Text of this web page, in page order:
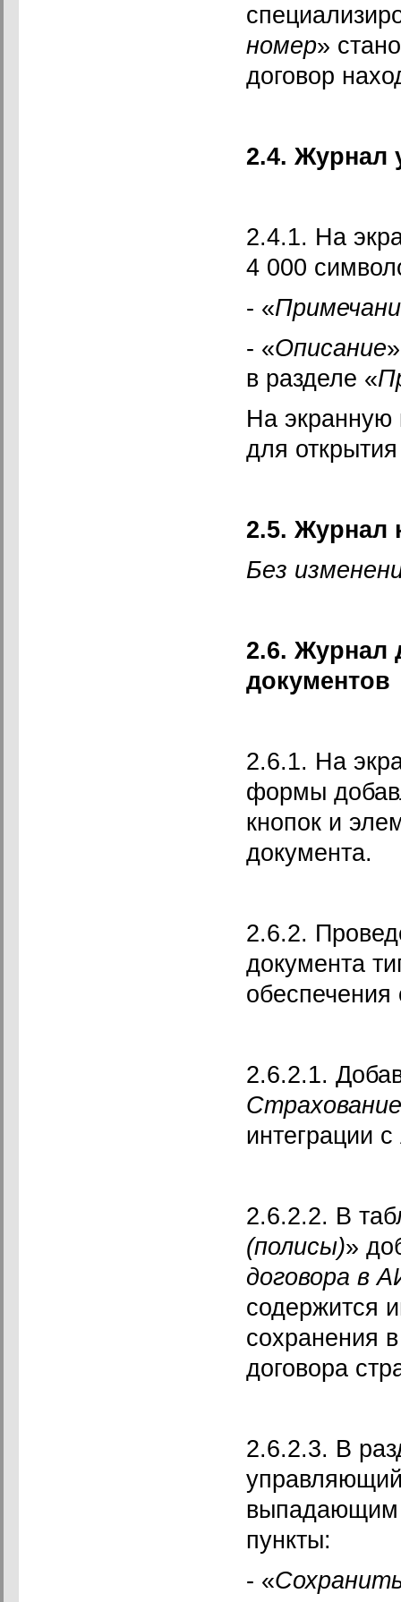
номер»
договор
2.4. Журнал
2.4.1. На
4 000
- «
- «Описание
в разделе «
На экранную
для
2.5. Журнал
Без
2.6. Журнал
документов
2.6.1. На
формы
кнопок и
документа.
2.6.2.
документа
2.6.2.1.
Страхование
интеграции
2.6.2.2. В
(полисы)»
договора в
содержится
сохранения
договора
2.6.2.3. В
выпадающим
пункты:
- «